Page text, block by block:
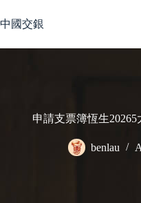
to
content
中國交銀
申請支票簿恆生20265
benlau